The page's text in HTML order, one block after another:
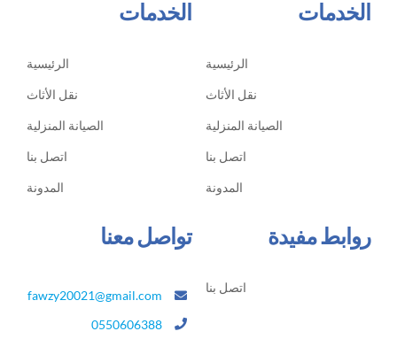
الخدمات
الرئيسية
نقل الأثاث
الصيانة المنزلية
اتصل بنا
المدونة
الخدمات
الرئيسية
نقل الأثاث
الصيانة المنزلية
اتصل بنا
المدونة
روابط مفيدة
اتصل بنا
تواصل معنا
fawzy20021@gmail.com
0550606388